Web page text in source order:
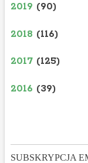
2019 (90)
2018 (116)
2017 (125)
2016 (39)
SUBSKRYPCJA